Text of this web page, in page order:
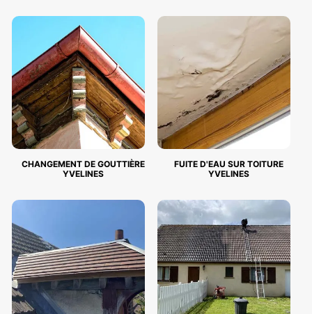
CHANGEMENT DE GOUTTIÈRE
YVELINES
FUITE D'EAU SUR TOITURE
YVELINES